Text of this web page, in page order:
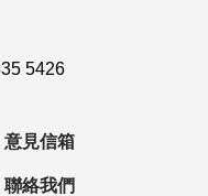
5426
意見信箱
聯絡我們